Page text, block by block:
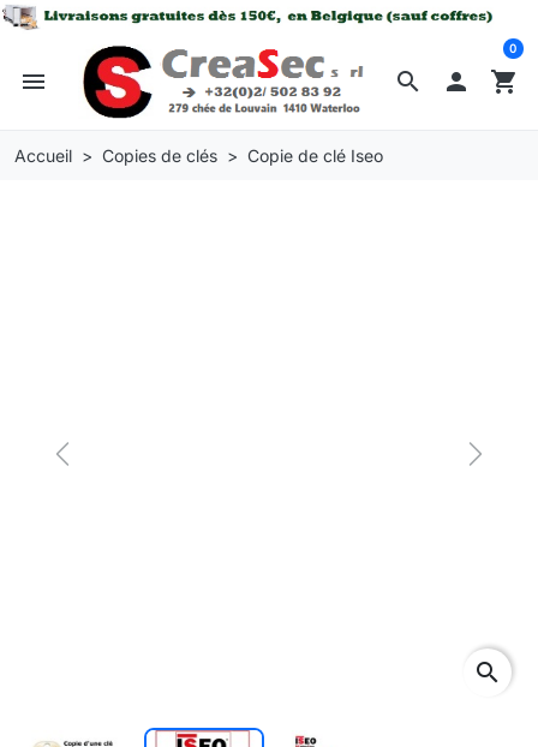
search
menu  shopping_cart
0
Accueil Copies de clés Copie de clé Iseo
Previous Next
search